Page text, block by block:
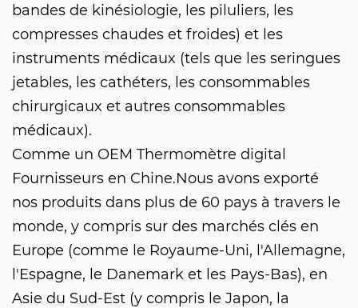
bandes de kinésiologie, les piluliers, les
compresses chaudes et froides) et les
instruments médicaux (tels que les seringues
jetables, les cathéters, les consommables
chirurgicaux et autres consommables
médicaux).
Comme un OEM Thermomètre digital
Fournisseurs en Chine.Nous avons exporté
nos produits dans plus de 60 pays à travers le
monde, y compris sur des marchés clés en
Europe (comme le Royaume-Uni, l'Allemagne,
l'Espagne, le Danemark et les Pays-Bas), en
Asie du Sud-Est (y compris le Japon, la